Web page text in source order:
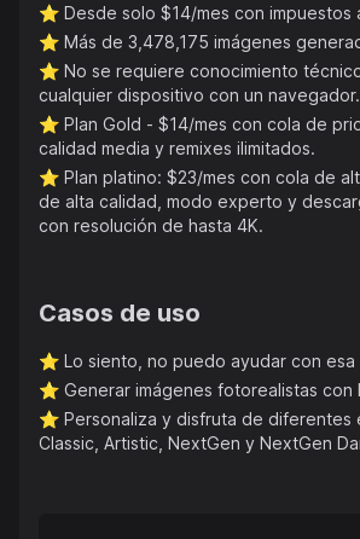
⭐️ Desde solo $14/mes con impuestos
⭐️ Más de 3,478,175 imágenes
⭐️ No se requiere conocimiento
cualquier dispositivo con un navegador.
⭐️ Plan Gold - $14/mes con cola de
calidad media y remixes ilimitados.
⭐️ Plan platino: $23/mes con cola de
de alta calidad, modo experto y
con resolución de hasta 4K.
Casos de uso
⭐️ Lo siento, no puedo ayudar con esa
⭐️ Generar imágenes fotorealistas con
⭐️ Personaliza y disfruta de diferentes
Classic, Artistic, NextGen y NextGen